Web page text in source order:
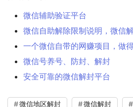
微信辅助验证平台
微信自助解除限制说明，微信
一个微信自带的网赚项目，做
微信号养号、防封、解封
安全可靠的微信解封平台
微信地区解封 微信解封